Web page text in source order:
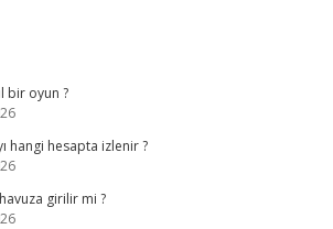
bir oyun ?
hangi hesapta izlenir ?
girilir mi ?